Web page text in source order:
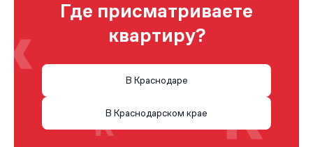
Где присматриваете
квартиру?
В Краснодаре
В Краснодарском крае